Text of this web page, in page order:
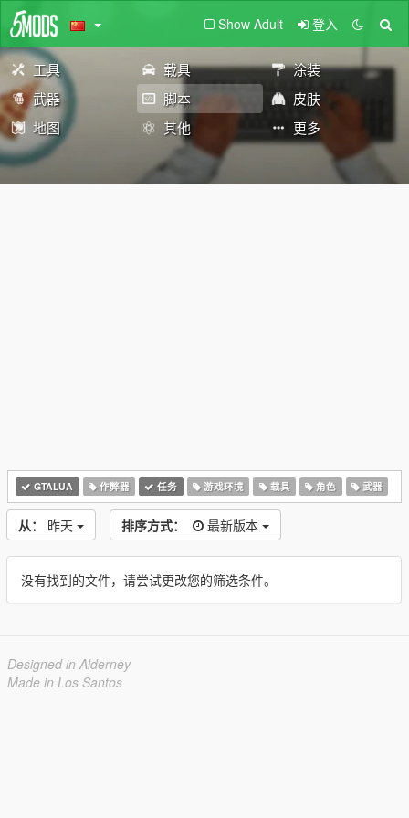
Show Adult 登入
工具 载具
涂装
武器
脚本
皮肤
地图
其他 更多
GTALUA 作弊器 任务 游戏环境 载具 角色 武器
从： 昨天 排序方式： 最新版本
没有找到的文件，请尝试更改您的筛选条件。
Designed in Alderney
Made in Los Santos